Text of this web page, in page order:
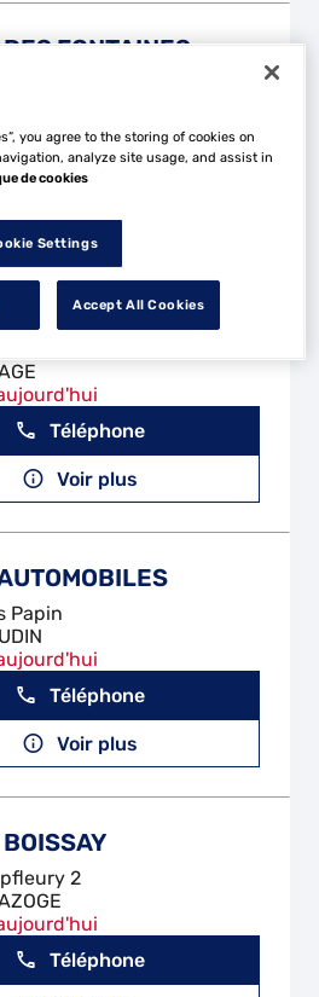
FONTAINES
Téléphone
Téléphone
Voir plus
Papin
Téléphone
Voir plus
2
Téléphone
you agree to the storing of cookies on
analyze site usage, and assist in
de cookies
Settings
Accept All Cookies